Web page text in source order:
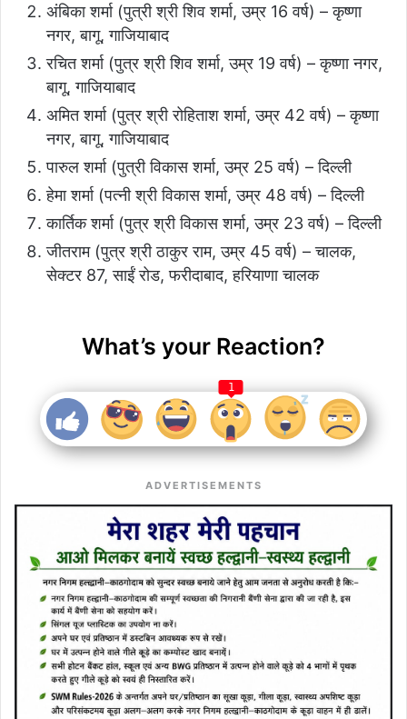
अंबिका शर्मा (पुत्री श्री शिव शर्मा, उम्र 16 वर्ष) – कृष्णा
नगर, बागू, गाजियाबाद
रचित शर्मा (पुत्र श्री शिव शर्मा, उम्र 19 वर्ष) – कृष्णा नगर,
बागू, गाजियाबाद
अमित शर्मा (पुत्र श्री रोहिताश शर्मा, उम्र 42 वर्ष) – कृष्णा
नगर, बागू, गाजियाबाद
पारुल शर्मा (पुत्री विकास शर्मा, उम्र 25 वर्ष) – दिल्ली
हेमा शर्मा (पत्नी श्री विकास शर्मा, उम्र 48 वर्ष) – दिल्ली
कार्तिक शर्मा (पुत्र श्री विकास शर्मा, उम्र 23 वर्ष) – दिल्ली
जीतराम (पुत्र श्री ठाकुर राम, उम्र 45 वर्ष) – चालक,
सेक्टर 87, साईं रोड, फरीदाबाद, हरियाणा चालक
What’s your Reaction?
1
ADVERTISEMENTS